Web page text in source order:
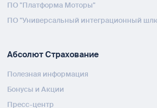
ПО "Платформа Моторы"
ПО "Универсальный интеграционный
Абсолют Страхование
Полезная информация
Бонусы и Акции
Пресс-центр